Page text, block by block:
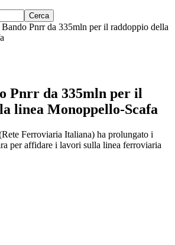
Pnrr da 335mln per il raddoppio della
Pnrr da 335mln per il
linea Monoppello-Scafa
Ferroviaria Italiana) ha prolungato i
per affidare i lavori sulla linea ferroviaria